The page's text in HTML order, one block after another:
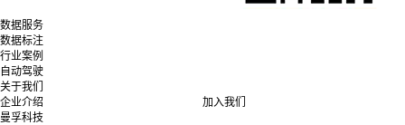
数据服务
数据标注
行业案例
自动驾驶
关于我们
企业介绍
加入我们
曼孚科技